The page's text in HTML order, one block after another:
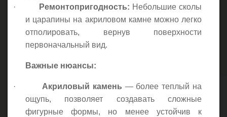
·
Ремонтопригодность: Небольшие сколы
и царапины на акриловом камне можно легко
отполировать, вернув поверхности
первоначальный вид.
Важные нюансы:
· Акриловый камень — более теплый на
ощупь, позволяет создавать сложные
фигурные формы, но менее устойчив к